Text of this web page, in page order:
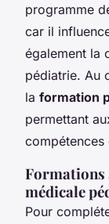
programme
car il
également la
pédiatrie. Au
la formation
permettant
compétences
Formations
médicale
Pour